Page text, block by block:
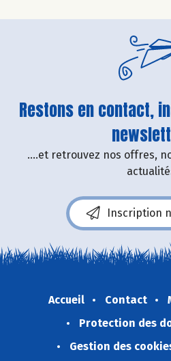
Restons en contact,
....et retrouvez nos offres,
Inscription
Accueil Contact
Protection des
Gestion des